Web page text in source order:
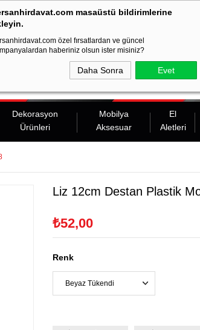
masaüstü bildirimlerine
özel fırsatlardan ve güncel
haberiniz olsun ister misiniz?
Daha Sonra Evet
Dekorasyon
Ürünleri
Mobilya
Aksesuar
El
Aletleri
Liz 12cm Destan Plastik
₺52,00
Renk